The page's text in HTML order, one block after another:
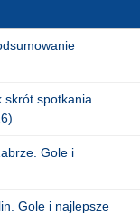
spotkania.
Gole i
Gole i najlepsze